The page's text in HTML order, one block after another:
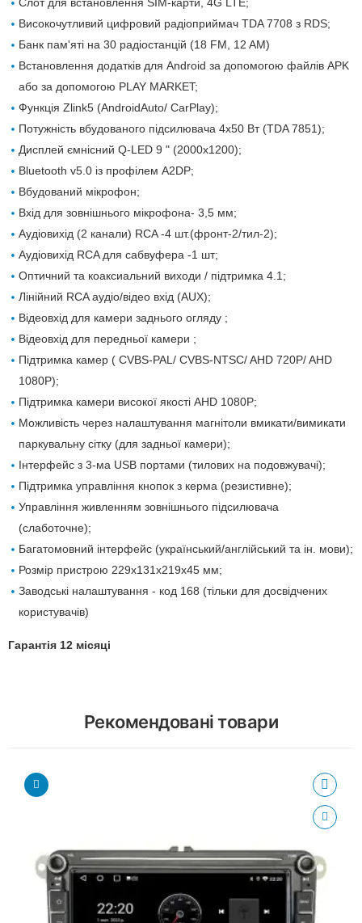
Високочутливий цифровий радіоприймач TDA 7708 з RDS;
Банк пам'яті на 30 радіостанцій (18 FM, 12 AM)
Встановлення додатків для Android за допомогою файлів APK
або за допомогою PLAY MARKET;
Функція Zlink5 (AndroidAuto/ CarPlay);
Потужність вбудованого підсилювача 4х50 Вт (TDA 7851);
Дисплей ємнісний Q-LED 9 " (2000х1200);
Bluetooth v5.0 із профілем A2DP;
Вбудований мікрофон;
Вхід для зовнішнього мікрофона- 3,5 мм;
Аудіовихід (2 канали) RCA -4 шт.(фронт-2/тил-2);
Аудіовихід RCA для сабвуфера -1 шт;
Оптичний та коаксиальний виходи / підтримка 4.1;
Лінійний RCA аудіо/відео вхід (AUX);
Відеовхід для камери заднього огляду ;
Відеовхід для передньої камери ;
Підтримка камер ( CVBS-PAL/ CVBS-NTSC/ AHD 720P/ AHD
1080P);
Підтримка камери високої якості AHD 1080P;
Можливість через налаштування магнітоли вмикати/вимикати
паркувальну сітку (для задньої камери);
Інтерфейс з 3-ма USB портами (тилових на подовжувачі);
Підтримка управління кнопок з керма (резистивне);
Управління живленням зовнішнього підсилювача
(слаботочне);
Багатомовний інтерфейс (український/англійський та ін. мови);
Розмір пристрою 229х131х219х45 мм;
Заводські налаштування - код 168 (тільки для досвідчених
користувачів)
Гарантія 12 місяці
Рекомендовані товари